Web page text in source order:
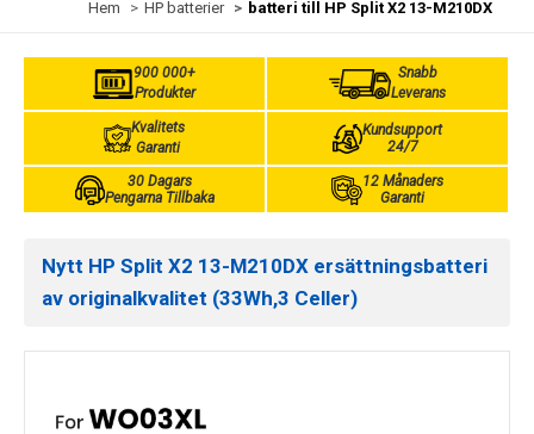
Hem HP batterier batteri till HP Split X2 13-M210DX
900 000+
Produkter
Snabb
Leverans
Kvalitets
Garanti
Kundsupport
24/7
30 Dagars
Pengarna Tillbaka
12 Månaders
Garanti
Nytt HP Split X2 13-M210DX ersättningsbatteri
av originalkvalitet (33Wh,3 Celler)